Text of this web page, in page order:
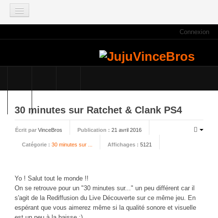
Connexion
Faisons le point
Qui sommes nous ?
Planning des JujuVinceBros
Accès aux Quiz
Les videos des JujuVinceBros
30 minutes sur Ratchet & Clank PS4
Écrit par VinceBros Publication : 21 avril 2016
Catégorie : 30 minutes sur ... Affichages : 5121
Yo ! Salut tout le monde !!
On se retrouve pour un "30 minutes sur..." un peu différent car il
s'agit de la Rediffusion du Live Découverte sur ce même jeu. En
espérant que vous aimerez même si la qualité sonore et visuelle